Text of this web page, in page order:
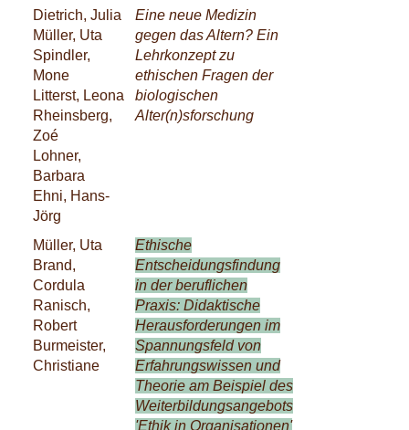
Dietrich, Julia
Müller, Uta
Spindler,
Mone
Litterst, Leona
Rheinsberg,
Zoé
Lohner,
Barbara
Ehni, Hans-
Jörg
Eine neue Medizin
gegen das Altern? Ein
Lehrkonzept zu
ethischen Fragen der
biologischen
Alter(n)sforschung
Müller, Uta
Brand,
Cordula
Ranisch,
Robert
Burmeister,
Christiane
Ethische
Entscheidungsfindung
in der beruflichen
Praxis: Didaktische
Herausforderungen im
Spannungsfeld von
Erfahrungswissen und
Theorie am Beispiel des
Weiterbildungsangebots
'Ethik in Organisationen'